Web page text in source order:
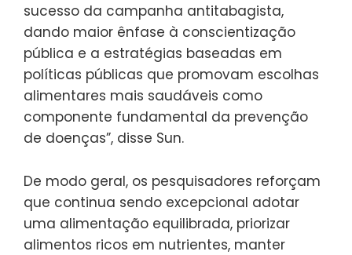
sucesso da campanha antitabagista,
dando maior ênfase à conscientização
pública e a estratégias baseadas em
políticas públicas que promovam escolhas
alimentares mais saudáveis como
componente fundamental da prevenção
de doenças”, disse Sun.
De modo geral, os pesquisadores reforçam
que continua sendo excepcional adotar
uma alimentação equilibrada, priorizar
alimentos ricos em nutrientes, manter